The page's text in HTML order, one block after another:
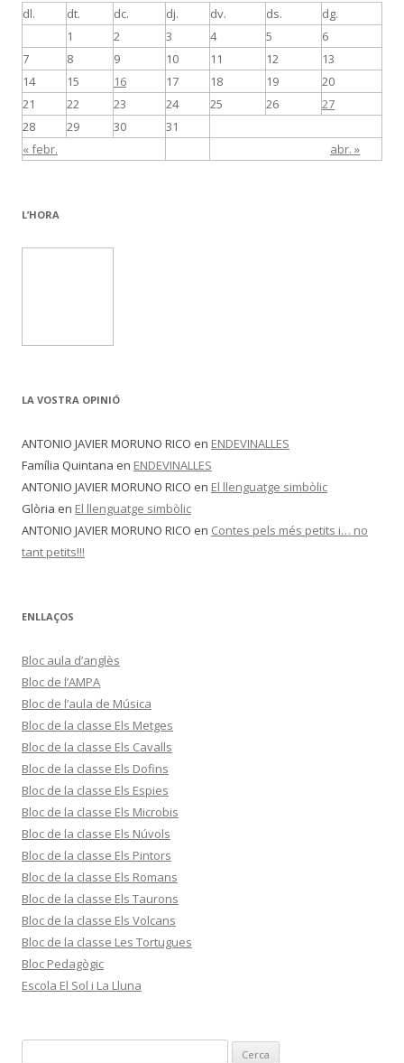
dl.
dt. dc. dj. dv. ds. dg.
« febr. abr. »
1 2 3 4 5
6
7
8 9 10 11 12
13
14
15 16 17 18 19
20
21
22 23 24 25 26
27
28
29 30 31
L’HORA
LA VOSTRA OPINIÓ
ANTONIO JAVIER MORUNO RICO en ENDEVINALLES
Família Quintana en ENDEVINALLES
ANTONIO JAVIER MORUNO RICO en El llenguatge simbòlic
Glòria en El llenguatge simbòlic
ANTONIO JAVIER MORUNO RICO en Contes pels més petits i… no
tant petits!!!
ENLLAÇOS
Bloc aula d’anglès
Bloc de l’AMPA
Bloc de l’aula de Música
Bloc de la classe Els Metges
Bloc de la classe Els Cavalls
Bloc de la classe Els Dofins
Bloc de la classe Els Espies
Bloc de la classe Els Microbis
Bloc de la classe Els Núvols
Bloc de la classe Els Pintors
Bloc de la classe Els Romans
Bloc de la classe Els Taurons
Bloc de la classe Els Volcans
Bloc de la classe Les Tortugues
Bloc Pedagògic
Escola El Sol i La Lluna